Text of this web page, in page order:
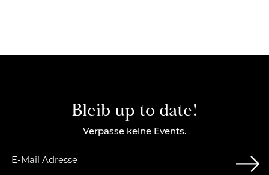
Bleib up to date!
Verpasse keine Events.